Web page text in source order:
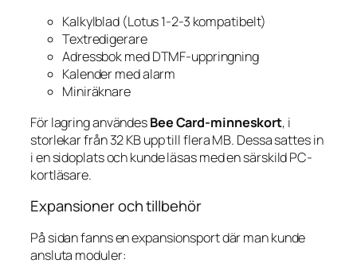
Kalkylblad (Lotus 1-2-3 kompatibelt)
Textredigerare
Adressbok med DTMF-uppringning
Kalender med alarm
Miniräknare
För lagring användesBee Card-minneskort, i
storlekar från 32 KB upp till flera MB. Dessa sattes in
i en sidoplats och kunde läsas med en särskild PC-
kortläsare.
Expansioner och tillbehör
På sidan fanns en expansionsport där man kunde
ansluta moduler: